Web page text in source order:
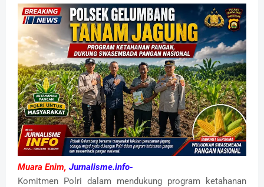
Muara Enim, Jurnalisme.info-
Komitmen Polri dalam mendukung program ketahanan